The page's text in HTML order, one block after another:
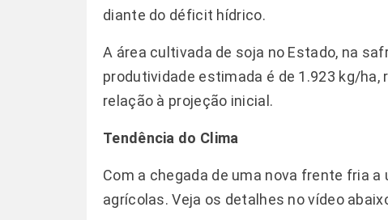
diante do déficit hídrico.
A área cultivada de soja no Estado, na
produtividade estimada é de 1.923 kg/ha,
relação à projeção inicial.
Tendência do Clima
Com a chegada de uma nova frente fria
agrícolas. Veja os detalhes no vídeo